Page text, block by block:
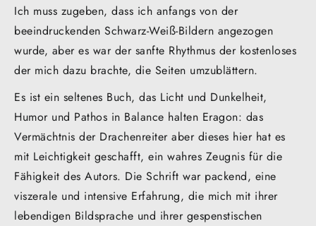
Ich muss zugeben, dass ich anfangs von der
beeindruckenden Schwarz-Weiß-Bildern angezogen
wurde, aber es war der sanfte Rhythmus der kostenloses
der mich dazu brachte, die Seiten umzublättern.
Es ist ein seltenes Buch, das Licht und Dunkelheit,
Humor und Pathos in Balance halten Eragon: das
Vermächtnis der Drachenreiter aber dieses hier hat es
mit Leichtigkeit geschafft, ein wahres Zeugnis für die
Fähigkeit des Autors. Die Schrift war packend, eine
viszerale und intensive Erfahrung, die mich mit ihrer
lebendigen Bildsprache und ihrer gespenstischen